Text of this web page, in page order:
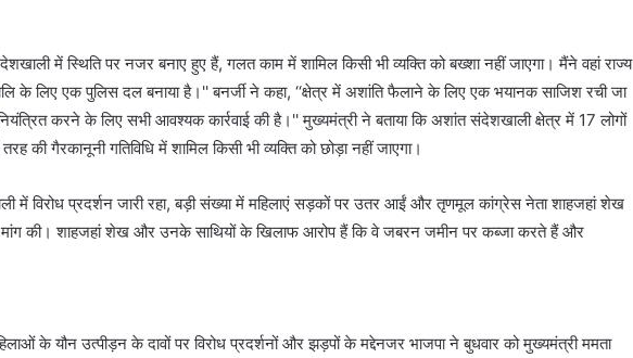
में स्थिति पर नजर बनाए हुए हैं, गलत काम में शामिल किसी भी व्यक्ति को बख्शा नहीं जाएगा। मैंने वहां राज्य
के लिए एक पुलिस दल बनाया है।'' बनर्जी ने कहा, ‘‘क्षेत्र में अशांति फैलाने के लिए एक भयानक साजिश रची जा
करने के लिए सभी आवश्यक कार्रवाई की है।'' मुख्यमंत्री ने बताया कि अशांत संदेशखाली क्षेत्र में 17 लोगों
की गैरकानूनी गतिविधि में शामिल किसी भी व्यक्ति को छोड़ा नहीं जाएगा।
में विरोध प्रदर्शन जारी रहा, बड़ी संख्या में महिलाएं सड़कों पर उतर आईं और तृणमूल कांग्रेस नेता शाहजहां शेख
मांग की। शाहजहां शेख और उनके साथियों के खिलाफ आरोप हैं कि वे जबरन जमीन पर कब्जा करते हैं और
के यौन उत्पीड़न के दावों पर विरोध प्रदर्शनों और झड़पों के मद्देनजर भाजपा ने बुधवार को मुख्यमंत्री ममता